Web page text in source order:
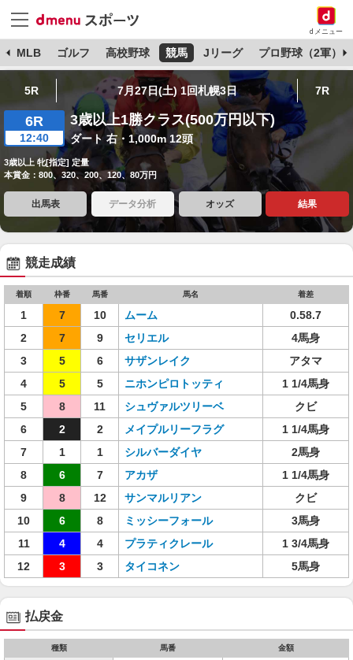
dメニュー
MLB ゴルフ 高校野球 競馬 Jリーグ プロ野球（2軍）
5R 7月27日(土) 1回札幌3日 7R
6R
12:40
3歳以上1勝クラス(500万円以下)
ダート 右・1,000m 12頭
3歳以上 牝[指定] 定量
本賞金：800、320、200、120、80万円
出馬表 データ分析 オッズ 結果
競走成績
着順 枠番 馬番 馬名 着差
1 7 10 ムーム
0.58.7
2
7 9 セリエル
4馬身
3
5 6 サザンレイク
アタマ
4
5 5 ニホンピロトッティ
1 1/4馬身
5
8 11 シュヴァルツリーベ
クビ
6
2 2 メイプルリーフラグ
1 1/4馬身
7
1 1 シルバーダイヤ
2馬身
8
6 7 アカザ
1 1/4馬身
9
8 12 サンマルリアン
クビ
10
6 8 ミッシーフォール
3馬身
11
4 4 プラティクレール
1 3/4馬身
12
3 3 タイコネン 5馬身
払戻金
種類 馬番 金額